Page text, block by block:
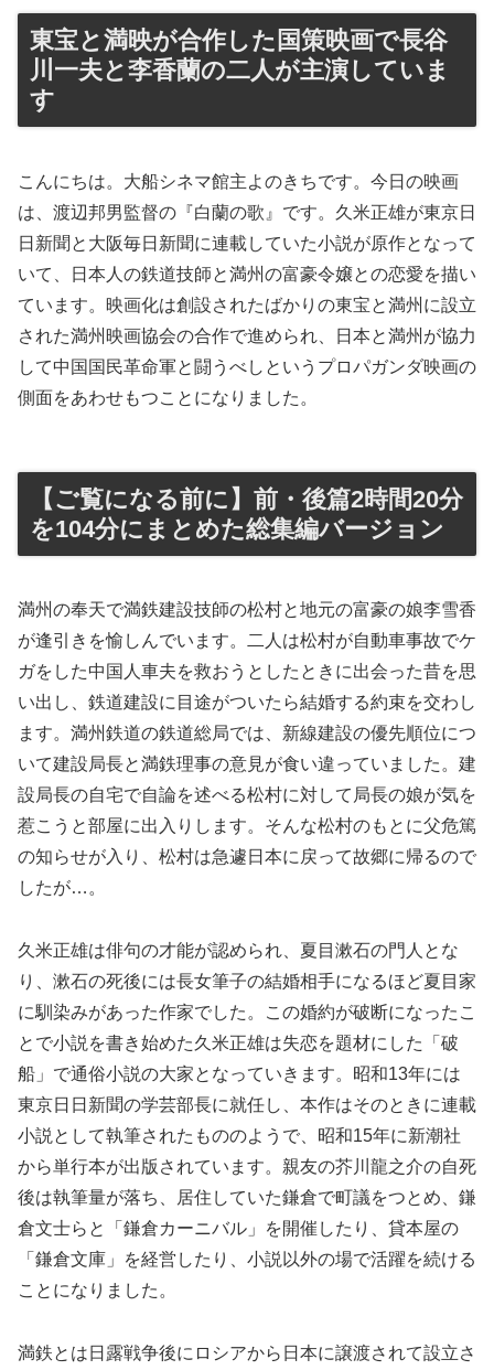
東宝と満映が合作した国策映画で長谷
川一夫と李香蘭の二人が主演していま
す
こんにちは。大船シネマ館主よのきちです。今日の映画
は、渡辺邦男監督の『白蘭の歌』です。久米正雄が東京日
日新聞と大阪毎日新聞に連載していた小説が原作となって
いて、日本人の鉄道技師と満州の富豪令嬢との恋愛を描い
ています。映画化は創設されたばかりの東宝と満州に設立
された満州映画協会の合作で進められ、日本と満州が協力
して中国国民革命軍と闘うべしというプロパガンダ映画の
側面をあわせもつことになりました。
【ご覧になる前に】前・後篇2時間20分
を104分にまとめた総集編バージョン
満州の奉天で満鉄建設技師の松村と地元の富豪の娘李雪香
が逢引きを愉しんでいます。二人は松村が自動車事故でケ
ガをした中国人車夫を救おうとしたときに出会った昔を思
い出し、鉄道建設に目途がついたら結婚する約束を交わし
ます。満州鉄道の鉄道総局では、新線建設の優先順位につ
いて建設局長と満鉄理事の意見が食い違っていました。建
設局長の自宅で自論を述べる松村に対して局長の娘が気を
惹こうと部屋に出入りします。そんな松村のもとに父危篤
の知らせが入り、松村は急遽日本に戻って故郷に帰るので
したが…。
久米正雄は俳句の才能が認められ、夏目漱石の門人とな
り、漱石の死後には長女筆子の結婚相手になるほど夏目家
に馴染みがあった作家でした。この婚約が破断になったこ
とで小説を書き始めた久米正雄は失恋を題材にした「破
船」で通俗小説の大家となっていきます。昭和13年には
東京日日新聞の学芸部長に就任し、本作はそのときに連載
小説として執筆されたもののようで、昭和15年に新潮社
から単行本が出版されています。親友の芥川龍之介の自死
後は執筆量が落ち、居住していた鎌倉で町議をつとめ、鎌
倉文士らと「鎌倉カーニバル」を開催したり、貸本屋の
「鎌倉文庫」を経営したり、小説以外の場で活躍を続ける
ことになりました。
満鉄とは日露戦争後にロシアから日本に譲渡されて設立さ